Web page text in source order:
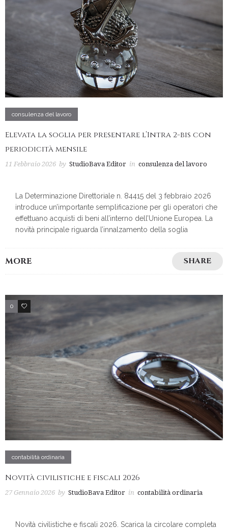
consulenza del lavoro
Elevata la soglia per presentare l’Intra 2-bis con
periodicità mensile
11 Febbraio 2026 by StudioBava Editor in consulenza del lavoro
La Determinazione Direttoriale n. 84415 del 3 febbraio 2026
introduce un’importante semplificazione per gli operatori che
effettuano acquisti di beni all’interno dell’Unione Europea. La
novità principale riguarda l’innalzamento della soglia
MORE SHARE
0 3
contabilità ordinaria
Novità civilistiche e fiscali 2026
27 Gennaio 2026 by StudioBava Editor in contabilità ordinaria
Novità civilistiche e fiscali 2026. Scarica la circolare completa